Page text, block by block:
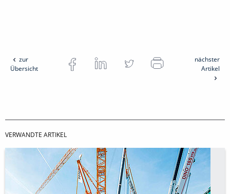
zur
Übersicht
nächster
Artikel
VERWANDTE ARTIKEL